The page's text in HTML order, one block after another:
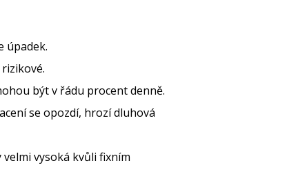
úpadek.
být v řádu procent denně.
se opozdí, hrozí dluhová
vysoká kvůli fixním